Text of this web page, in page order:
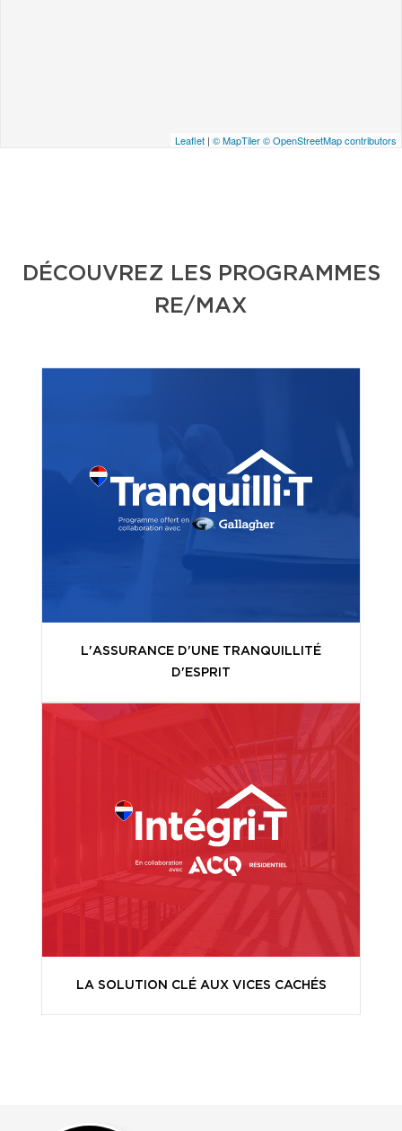
Leaflet | © MapTiler© OpenStreetMap contributors
DÉCOUVREZ LES PROGRAMMES
RE/MAX
L'ASSURANCE D'UNE TRANQUILLITÉ
D'ESPRIT
LA SOLUTION CLÉ AUX VICES CACHÉS